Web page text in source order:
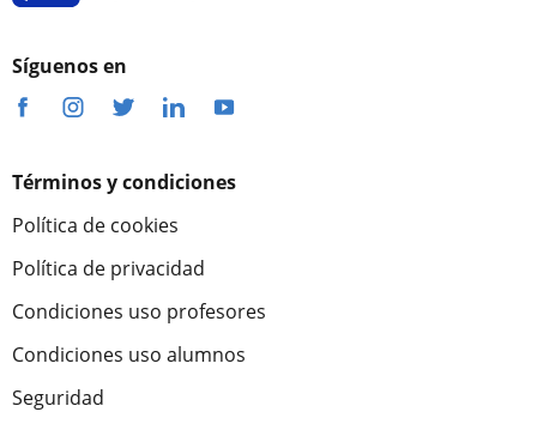
Síguenos en
Términos y condiciones
Política de cookies
Política de privacidad
Condiciones uso profesores
Condiciones uso alumnos
Seguridad